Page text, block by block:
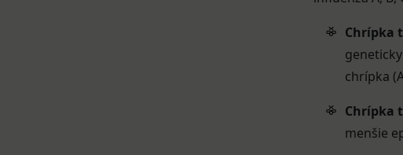
Chrípka
chrípka
Chrípka
menšie